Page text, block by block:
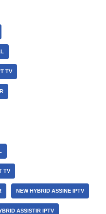
TV
TV
NEW HYBRID ASSINE IPTV
ASSISTIR IPTV